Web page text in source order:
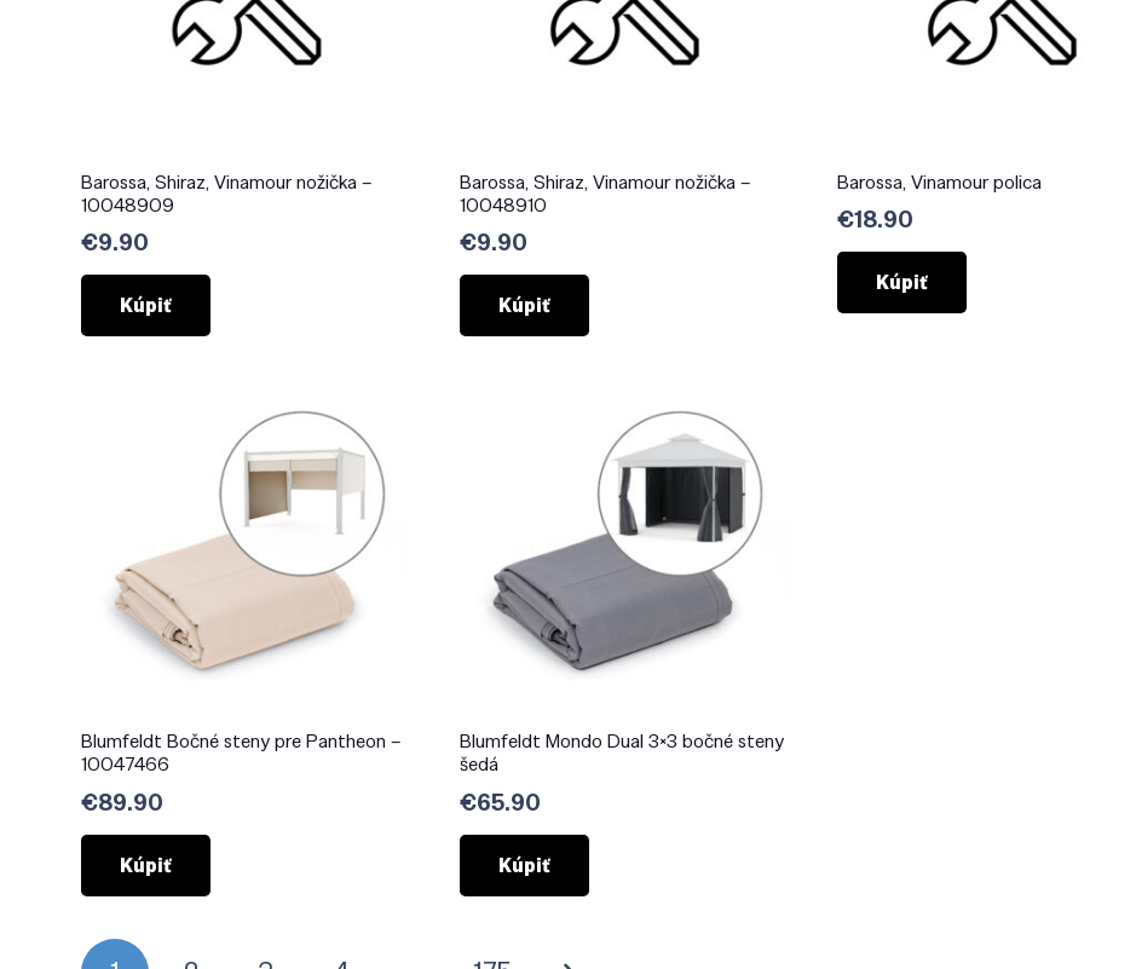
Barossa, Shiraz, Vinamour nožička –
10048909
€9.90
Kúpiť
Barossa, Shiraz, Vinamour nožička –
10048910
€9.90
Kúpiť
Barossa, Vinamour polica
€18.90
Kúpiť
Blumfeldt Bočné steny pre Pantheon –
10047466
€89.90
Kúpiť
Blumfeldt Mondo Dual 3×3 bočné steny
šedá
€65.90
Kúpiť